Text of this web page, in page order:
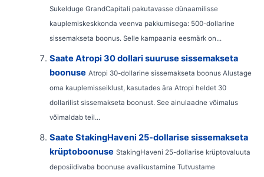
Sukelduge GrandCapitali pakutavasse dünaamilisse
kauplemiskeskkonda veenva pakkumisega: 500-dollarine
sissemakseta boonus. Selle kampaania eesmärk on...
Saate Atropi 30 dollari suuruse sissemakseta
boonuse Atropi 30-dollarine sissemakseta boonus Alustage
oma kauplemisseiklust, kasutades ära Atropi heldet 30
dollarilist sissemakseta boonust. See ainulaadne võimalus
võimaldab teil...
Saate StakingHaveni 25-dollarise sissemakseta
krüptoboonuse StakingHaveni 25-dollarise krüptovaluuta
deposiidivaba boonuse avalikustamine Tutvustame